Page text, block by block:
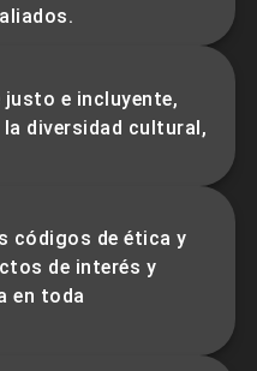
e incluyente,
diversidad cultural,
códigos de ética y
de interés y
en toda